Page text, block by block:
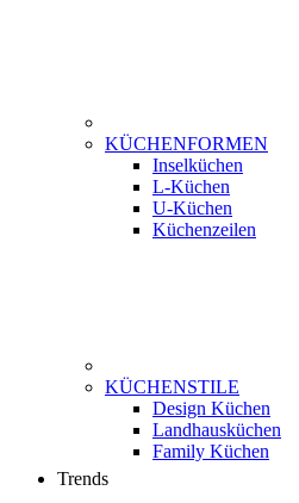
KÜCHENFORMEN
Inselküchen
L-Küchen
U-Küchen
Küchenzeilen
KÜCHENSTILE
Design Küchen
Landhausküchen
Family Küchen
Trends